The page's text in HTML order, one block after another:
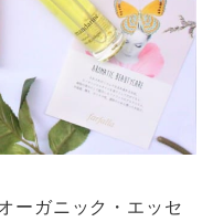
ーガニック・エッセ